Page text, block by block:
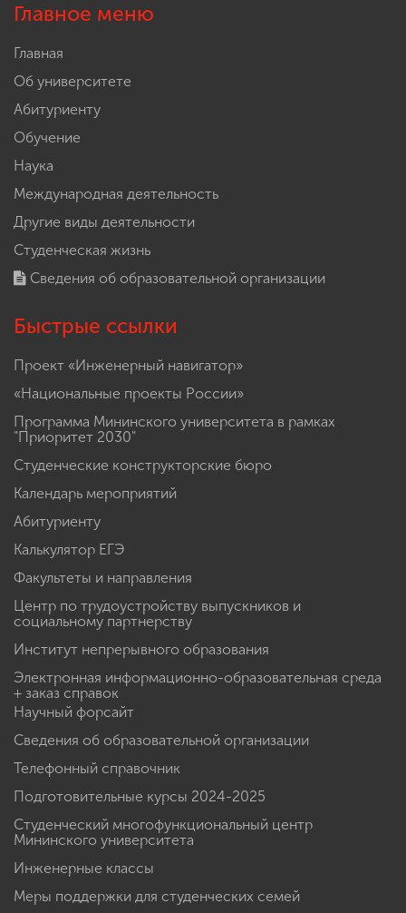
Главное меню
Главная
Об университете
Абитуриенту
Обучение
Наука
Международная деятельность
Другие виды деятельности
Студенческая жизнь
Сведения об образовательной организации
Быстрые ссылки
Проект «Инженерный навигатор»
«Национальные проекты России»
Программа Мининского университета в рамках
"Приоритет 2030"
Студенческие конструкторские бюро
Календарь мероприятий
Абитуриенту
Калькулятор ЕГЭ
Факультеты и направления
Центр по трудоустройству выпускников и
социальному партнерству
Институт непрерывного образования
Электронная информационно-образовательная среда
+ заказ справок
Научный форсайт
Сведения об образовательной организации
Телефонный справочник
Подготовительные курсы 2024-2025
Студенческий многофункциональный центр
Мининского университета
Инженерные классы
Меры поддержки для студенческих семей